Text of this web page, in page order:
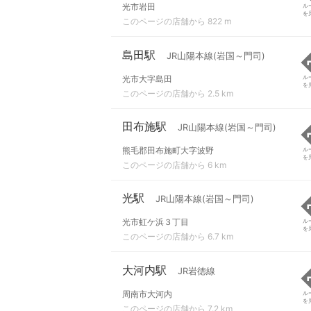
光市岩田
このページの店舗から 822 m
ル
を
島田駅 JR山陽本線(岩国～門司)
光市大字島田
このページの店舗から 2.5 km
ル
を
田布施駅 JR山陽本線(岩国～門司)
熊毛郡田布施町大字波野
このページの店舗から 6 km
ル
を
光駅 JR山陽本線(岩国～門司)
光市虹ケ浜３丁目
このページの店舗から 6.7 km
ル
を
大河内駅 JR岩徳線
周南市大河内
このページの店舗から 7.2 km
ル
を